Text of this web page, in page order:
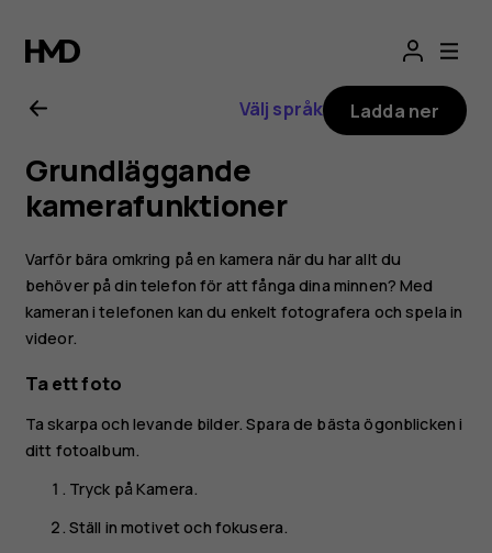
för
Nokia
2.1
Välj språk Ladda ner
Grundläggande
kamerafunktioner
Varför bära omkring på en kamera när du har allt du
behöver på din telefon för att fånga dina minnen? Med
kameran i telefonen kan du enkelt fotografera och spela in
videor.
Ta ett foto
Ta skarpa och levande bilder. Spara de bästa ögonblicken i
ditt fotoalbum.
Tryck påKamera.
Ställ in motivet och fokusera.